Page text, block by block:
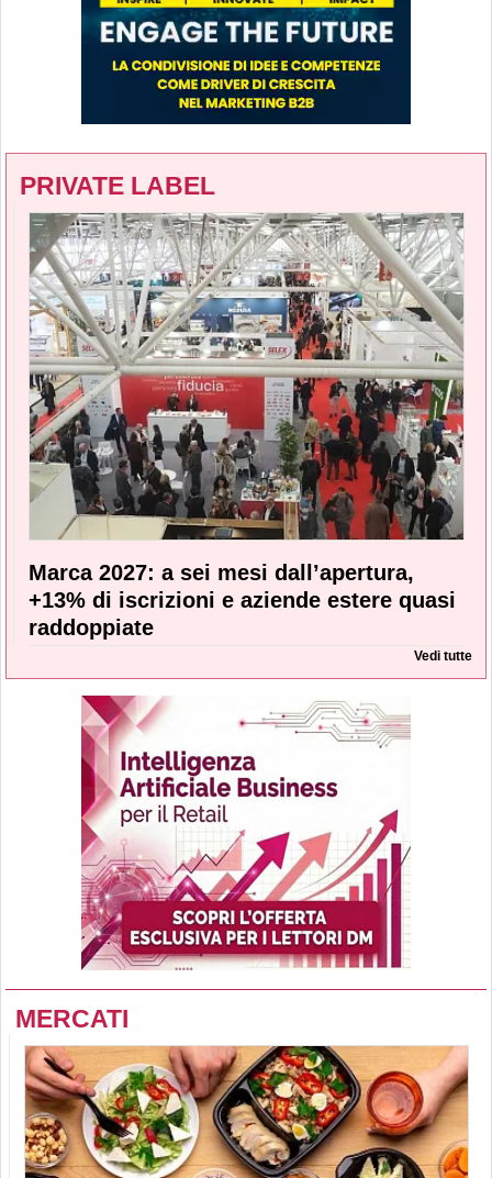
PRIVATE LABEL
Marca 2027: a sei mesi dall’apertura,
+13% di iscrizioni e aziende estere quasi
raddoppiate
Vedi tutte
MERCATI